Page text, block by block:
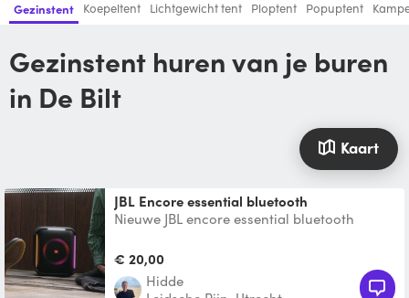
Gezinstent Koepeltent Lichtgewicht tent Ploptent Popuptent
Gezinstent huren van je buren
in De Bilt
Kaart
JBL Encore essential bluetooth
Nieuwe JBL encore essential bluetooth
om 2 speakers te hur
€ 20,00
Hidde